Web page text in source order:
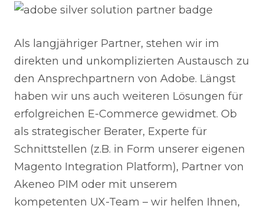
Als langjähriger Partner, stehen wir im
direkten und unkomplizierten Austausch zu
den Ansprechpartnern von Adobe. Längst
haben wir uns auch weiteren Lösungen für
erfolgreichen E-Commerce gewidmet. Ob
als strategischer Berater, Experte für
Schnittstellen (z.B. in Form unserer eigenen
Magento Integration Platform), Partner von
Akeneo PIM oder mit unserem
kompetenten UX-Team – wir helfen Ihnen,